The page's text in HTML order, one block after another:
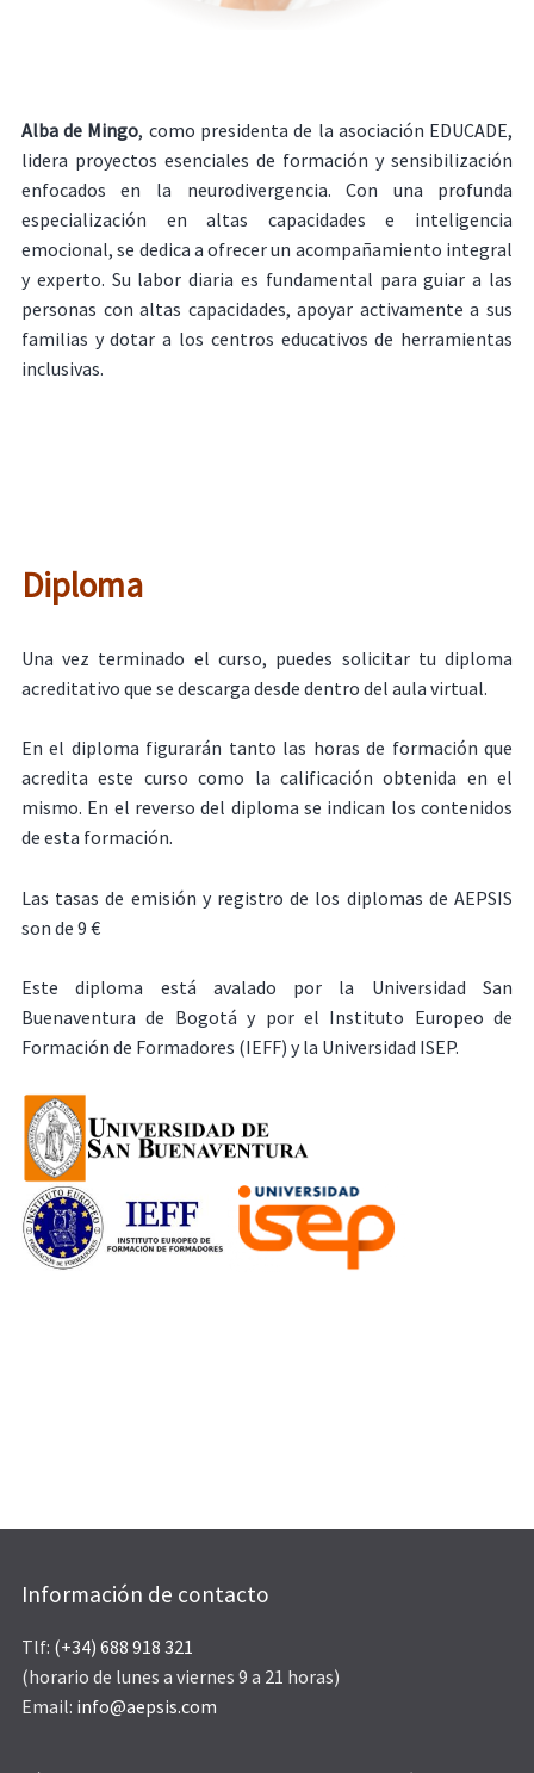
Alba de Mingo, como presidenta de la asociación EDUCADE,
lidera proyectos esenciales de formación y sensibilización
enfocados en la neurodivergencia. Con una profunda
especialización en altas capacidades e inteligencia
emocional, se dedica a ofrecer un acompañamiento integral
y experto. Su labor diaria es fundamental para guiar a las
personas con altas capacidades, apoyar activamente a sus
familias y dotar a los centros educativos de herramientas
inclusivas.
Diploma
Una vez terminado el curso, puedes solicitar tu diploma
acreditativo que se descarga desde dentro del aula virtual.
En el diploma figurarán tanto las horas de formación que
acredita este curso como la calificación obtenida en el
mismo. En el reverso del diploma se indican los contenidos
de esta formación.
Las tasas de emisión y registro de los diplomas de AEPSIS
son de 9 €
Este diploma está avalado por la Universidad San
Buenaventura de Bogotá y por el Instituto Europeo de
Formación de Formadores (IEFF) y la Universidad ISEP.
Información de contacto
Tlf: (+34) 688 918 321
(horario de lunes a viernes 9 a 21 horas)
Email: info@aepsis.com